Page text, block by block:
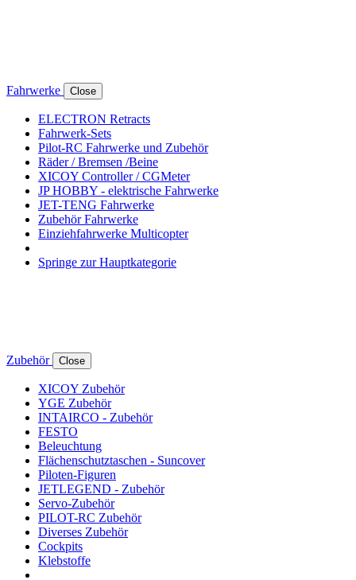
Fahrwerke Close
ELECTRON Retracts
Fahrwerk-Sets
Pilot-RC Fahrwerke und Zubehör
Räder / Bremsen /Beine
XICOY Controller / CGMeter
JP HOBBY - elektrische Fahrwerke
JET-TENG Fahrwerke
Zubehör Fahrwerke
Einziehfahrwerke Multicopter
Springe zur Hauptkategorie
Zubehör Close
XICOY Zubehör
YGE Zubehör
INTAIRCO - Zubehör
FESTO
Beleuchtung
Flächenschutztaschen - Suncover
Piloten-Figuren
JETLEGEND - Zubehör
Servo-Zubehör
PILOT-RC Zubehör
Diverses Zubehör
Cockpits
Klebstoffe